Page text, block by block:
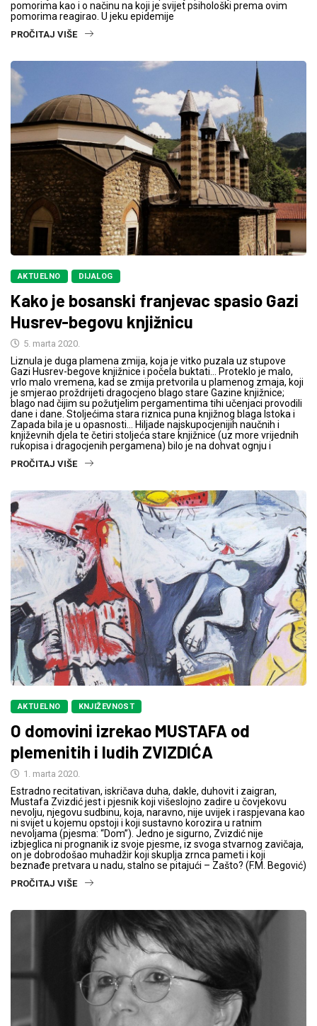
pomorima kao i o načinu na koji je svijet psihološki prema ovim
pomorima reagirao. U jeku epidemije
PROČITAJ VIŠE
AKTUELNO DIJALOG
Kako je bosanski franjevac spasio Gazi
Husrev-begovu knjižnicu
5. marta 2020.
Liznula je duga plamena zmija, koja je vitko puzala uz stupove
Gazi Husrev-begove knjižnice i počela buktati… Proteklo je malo,
vrlo malo vremena, kad se zmija pretvorila u plamenog zmaja, koji
je smjerao proždrijeti dragocjeno blago stare Gazine knjižnice;
blago nad čijim su požutjelim pergamentima tihi učenjaci provodili
dane i dane. Stoljećima stara riznica puna knjižnog blaga Istoka i
Zapada bila je u opasnosti… Hiljade najskupocjenijih naučnih i
književnih djela te četiri stoljeća stare knjižnice (uz more vrijednih
rukopisa i dragocjenih pergamena) bilo je na dohvat ognju i
PROČITAJ VIŠE
AKTUELNO KNJIŽEVNOST
O domovini izrekao MUSTAFA od
plemenitih i ludih ZVIZDIĆA
1. marta 2020.
Estradno recitativan, iskričava duha, dakle, duhovit i zaigran,
Mustafa Zvizdić jest i pjesnik koji višeslojno zadire u čovjekovu
nevolju, njegovu sudbinu, koja, naravno, nije uvijek i raspjevana kao
ni svijet u kojemu opstoji i koji sustavno korozira u ratnim
nevoljama (pjesma: “Dom”). Jedno je sigurno, Zvizdić nije
izbjeglica ni prognanik iz svoje pjesme, iz svoga stvarnog zavičaja,
on je dobrodošao muhadžir koji skuplja zrnca pameti i koji
beznađe pretvara u nadu, stalno se pitajući – Zašto? (F.M. Begović)
PROČITAJ VIŠE